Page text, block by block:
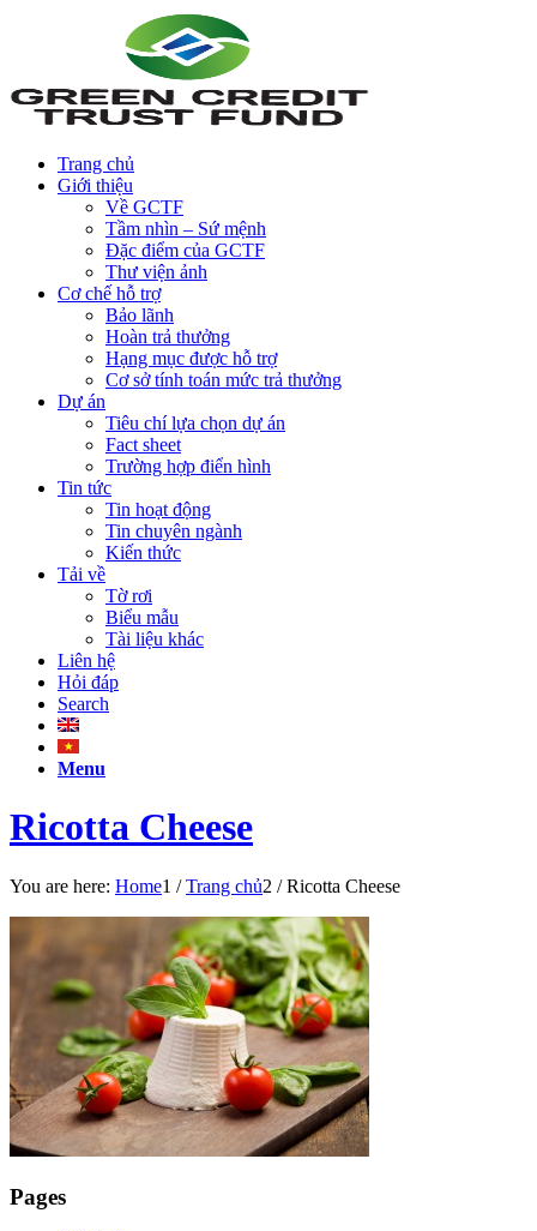
Trang chủ
Giới thiệu
Về GCTF
Tầm nhìn – Sứ mệnh
Đặc điểm của GCTF
Thư viện ảnh
Cơ chế hỗ trợ
Bảo lãnh
Hoàn trả thưởng
Hạng mục được hỗ trợ
Cơ sở tính toán mức trả thưởng
Dự án
Tiêu chí lựa chọn dự án
Fact sheet
Trường hợp điển hình
Tin tức
Tin hoạt động
Tin chuyên ngành
Kiến thức
Tải về
Tờ rơi
Biểu mẫu
Tài liệu khác
Liên hệ
Hỏi đáp
Search
Menu
Ricotta Cheese
You are here: Home1 / Trang chủ2 / Ricotta Cheese
Pages